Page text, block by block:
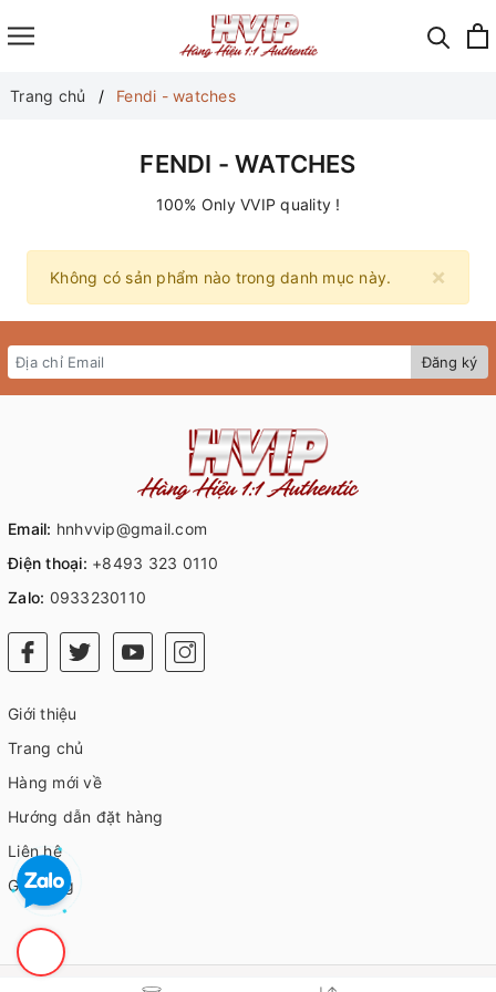
Trang chủ Fendi - watches
FENDI - WATCHES
100% Only VVIP quality !
×
Không có sản phẩm nào trong danh mục này.
Đăng ký
Email: hnhvvip@gmail.com
Điện thoại: +8493 323 0110
Zalo: 0933230110
Giới thiệu
Trang chủ
Hàng mới về
Hướng dẫn đặt hàng
Liên hệ
Giỏ hàng
© Bản quyền thuộc về HVIP